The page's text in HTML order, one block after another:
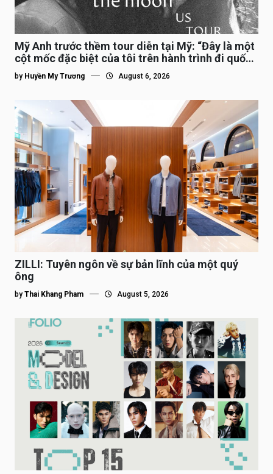
Mỹ Anh trước thềm tour diễn tại Mỹ: “Đây là một
cột mốc đặc biệt của tôi trên hành trình đi quốc
tế”
by Huyền My Trương August 6, 2026
ZILLI: Tuyên ngôn về sự bản lĩnh của một quý
ông
by Thai Khang Pham August 5, 2026